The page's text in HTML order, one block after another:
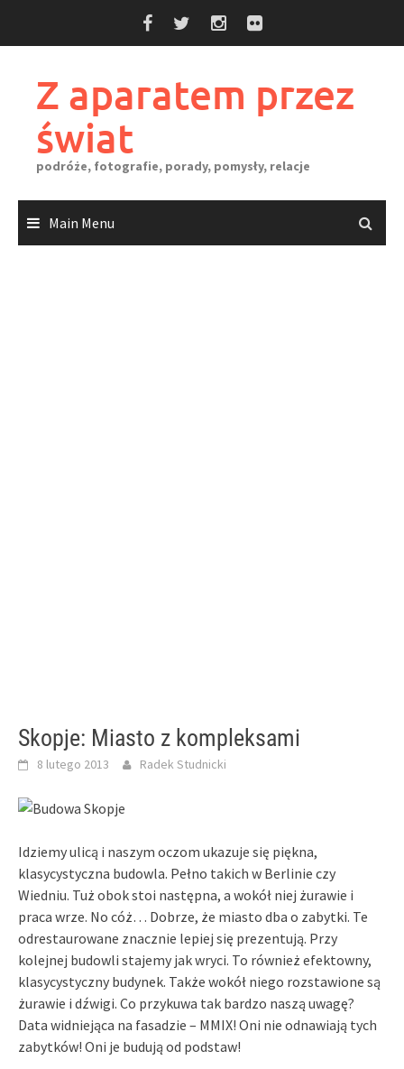
Z aparatem przez
świat
podróże, fotografie, porady, pomysły, relacje
Main Menu
Skopje: Miasto z kompleksami
8 lutego 2013 Radek Studnicki
Idziemy ulicą i naszym oczom ukazuje się piękna,
klasycystyczna budowla. Pełno takich w Berlinie czy
Wiedniu. Tuż obok stoi następna, a wokół niej żurawie i
praca wrze. No cóż… Dobrze, że miasto dba o zabytki. Te
odrestaurowane znacznie lepiej się prezentują. Przy
kolejnej budowli stajemy jak wryci. To również efektowny,
klasycystyczny budynek. Także wokół niego rozstawione są
żurawie i dźwigi. Co przykuwa tak bardzo naszą uwagę?
Data widniejąca na fasadzie – MMIX! Oni nie odnawiają tych
zabytków! Oni je budują od podstaw!